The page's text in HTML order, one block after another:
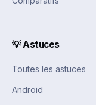
💡 Astuces
Toutes les astuces
Android